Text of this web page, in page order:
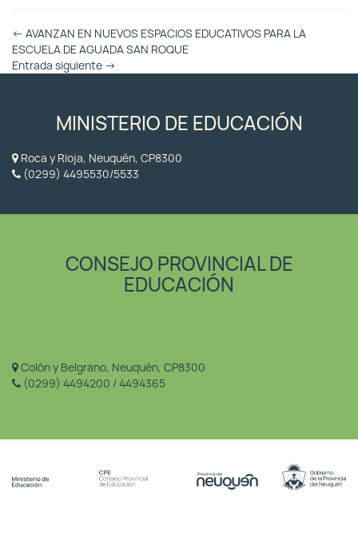
Otras
Entradas
← AVANZAN EN NUEVOS ESPACIOS EDUCATIVOS PARA LA
ESCUELA DE AGUADA SAN ROQUE
Entrada siguiente →
MINISTERIO DE EDUCACIÓN
Roca y Rioja, Neuquén, CP8300
(0299) 4495530/5533
CONSEJO PROVINCIAL DE
EDUCACIÓN
Colón y Belgrano, Neuquén, CP8300
(0299) 4494200 / 4494365